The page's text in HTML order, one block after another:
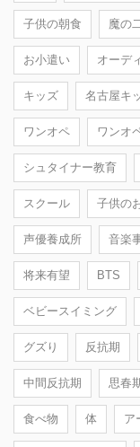
子供の朝食 魔の
お小遣い オーデ
キッズ 名古屋キ
ワンオペ ワンオ
シュタイナー教育
スクール 子供の
声優養成所 音楽
将来有望 BTS
ベビースイミング
グズり 反抗期
中間反抗期 思春
食べ物 体 ア